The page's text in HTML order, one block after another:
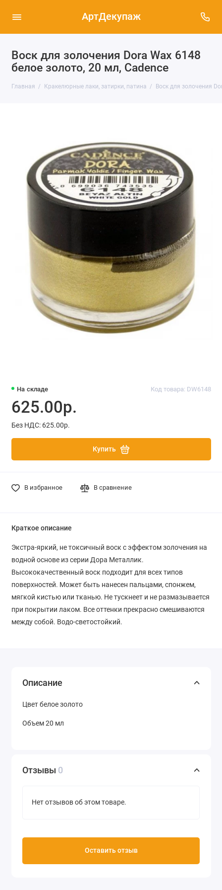
АртДекупаж
Воск для золочения Dora Wax 6148
белое золото, 20 мл, Cadence
Главная Кракелюрные лаки, затирки, патина Воск для золочения
На складе Код товара: DW6148
625.00р.
Без НДС: 625.00р.
Купить
В избранное В сравнение
Краткое описание
Экстра-яркий, не токсичный воск с эффектом золочения на
водной основе из серии Дора Металлик.
Высококачественный воск подходит для всех типов
поверхностей. Может быть нанесен пальцами, спонжем,
мягкой кистью или тканью. Не тускнеет и не размазывается
при покрытии лаком. Все оттенки прекрасно смешиваются
между собой. Водо-светостойкий.
Описание
Цвет белое золото
Объем 20 мл
Отзывы 0
Нет отзывов об этом товаре.
Оставить отзыв